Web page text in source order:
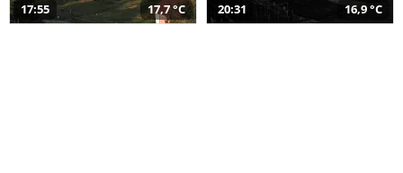
17:55 17,7 °C 20:31 16,9 °C